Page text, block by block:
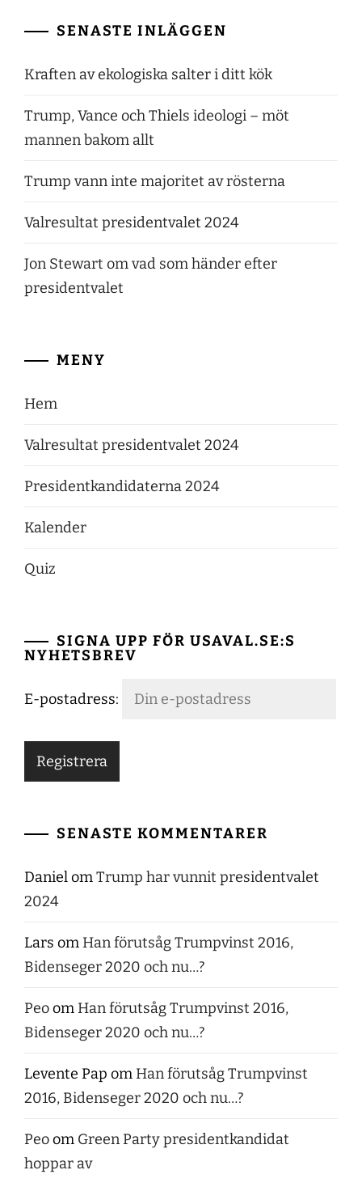
SENASTE INLÄGGEN
Kraften av ekologiska salter i ditt kök
Trump, Vance och Thiels ideologi – möt
mannen bakom allt
Trump vann inte majoritet av rösterna
Valresultat presidentvalet 2024
Jon Stewart om vad som händer efter
presidentvalet
MENY
Hem
Valresultat presidentvalet 2024
Presidentkandidaterna 2024
Kalender
Quiz
SIGNA UPP FÖR USAVAL.SE:S
NYHETSBREV
E-postadress:
SENASTE KOMMENTARER
DanielomTrump har vunnit presidentvalet
2024
Lars om Han förutsåg Trumpvinst 2016,
Bidenseger 2020 och nu…?
Peoom Han förutsåg Trumpvinst 2016,
Bidenseger 2020 och nu…?
Levente Pap om Han förutsåg Trumpvinst
2016, Bidenseger 2020 och nu…?
Peoom Green Party presidentkandidat
hoppar av